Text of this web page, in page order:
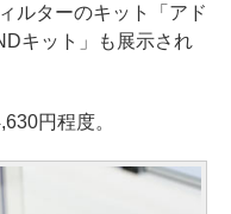
ルターのキット「アド
キット」も展示され
円程度。